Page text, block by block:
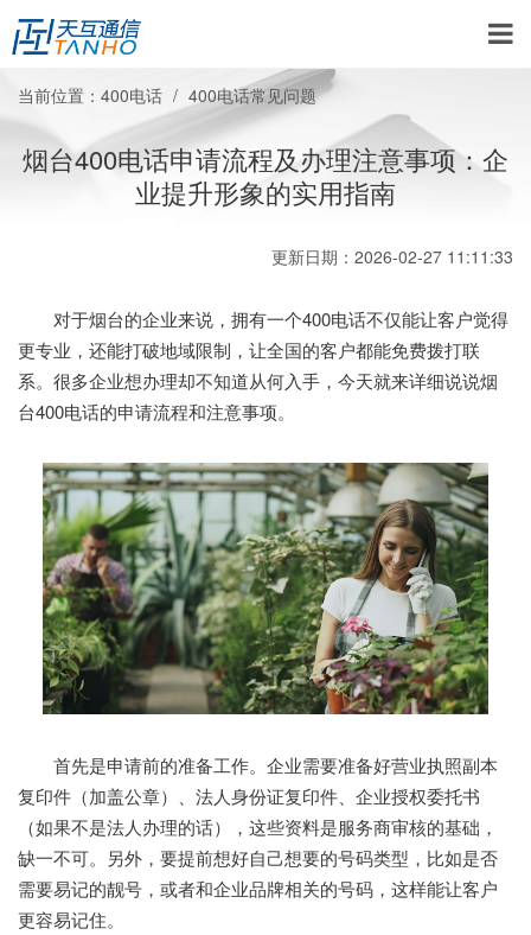
当前位置： 400电话 400电话常见问题
烟台400电话申请流程及办理注意事项：企
业提升形象的实用指南
更新日期：2026-02-27 11:11:33
对于烟台的企业来说，拥有一个400电话不仅能让客户觉得
更专业，还能打破地域限制，让全国的客户都能免费拨打联
系。很多企业想办理却不知道从何入手，今天就来详细说说烟
台400电话的申请流程和注意事项。
首先是申请前的准备工作。企业需要准备好营业执照副本
复印件（加盖公章）、法人身份证复印件、企业授权委托书
（如果不是法人办理的话），这些资料是服务商审核的基础，
缺一不可。另外，要提前想好自己想要的号码类型，比如是否
需要易记的靓号，或者和企业品牌相关的号码，这样能让客户
更容易记住。